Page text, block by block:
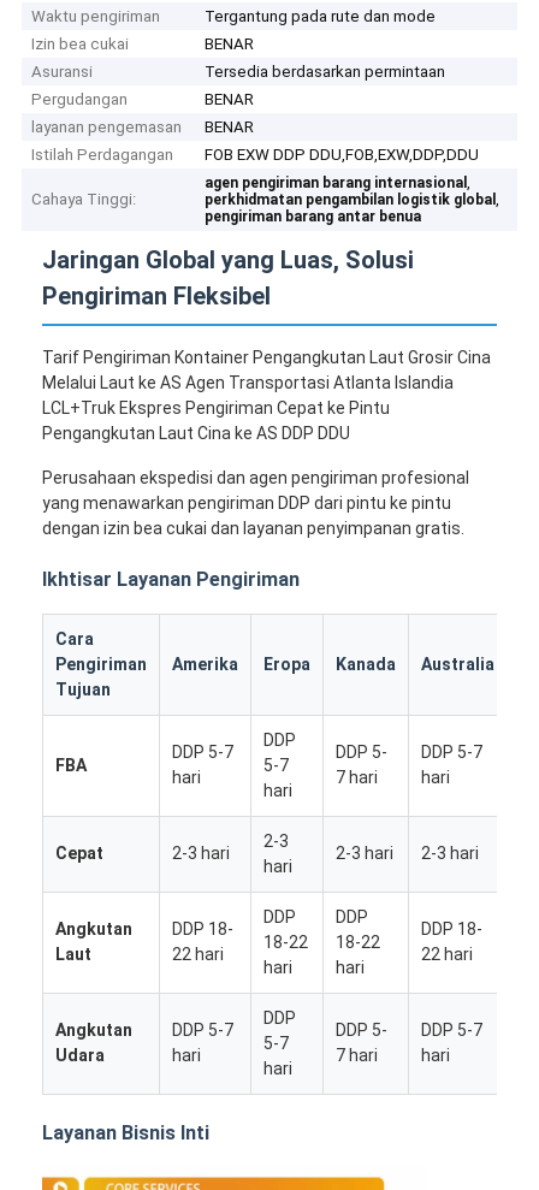
Waktu pengiriman
Tergantung pada rute dan mode
Izin bea cukai
BENAR
Asuransi
Tersedia berdasarkan permintaan
Pergudangan
BENAR
layanan pengemasan
BENAR
Istilah Perdagangan
FOB EXW DDP DDU,FOB,EXW,DDP,DDU
Cahaya Tinggi:
agen pengiriman barang internasional,
perkhidmatan pengambilan logistik global,
pengiriman barang antar benua
Jaringan Global yang Luas, Solusi
Pengiriman Fleksibel
Tarif Pengiriman Kontainer Pengangkutan Laut Grosir Cina
Melalui Laut ke AS Agen Transportasi Atlanta Islandia
LCL+Truk Ekspres Pengiriman Cepat ke Pintu
Pengangkutan Laut Cina ke AS DDP DDU
Perusahaan ekspedisi dan agen pengiriman profesional
yang menawarkan pengiriman DDP dari pintu ke pintu
dengan izin bea cukai dan layanan penyimpanan gratis.
Ikhtisar Layanan Pengiriman
Cara
Pengiriman
Tujuan
Amerika Eropa Kanada Australia
FBA
DDP 5-7
hari
DDP
5-7
hari
DDP 5-
7 hari
DDP 5-7
hari
Cepat 2-3 hari
2-3
hari
2-3 hari 2-3 hari
Angkutan
Laut
DDP 18-
22 hari
DDP
18-22
hari
DDP
18-22
hari
DDP 18-
22 hari
Angkutan
Udara
DDP 5-7
hari
DDP
5-7
hari
DDP 5-
7 hari
DDP 5-7
hari
Layanan Bisnis Inti